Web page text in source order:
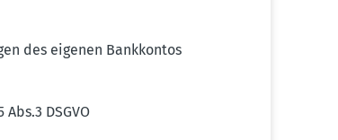
des eigenen Bankkontos
DSGVO